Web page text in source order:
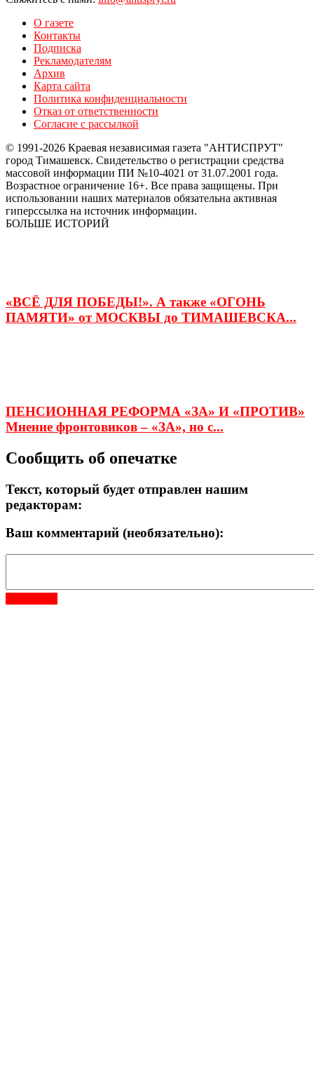
О газете
Контакты
Подписка
Рекламодателям
Архив
Карта сайта
Политика конфиденциальности
Отказ от ответственности
Согласие с рассылкой
© 1991-2026 Краевая независимая газета "АНТИСПРУТ"
город Тимашевск. Свидетельство о регистрации средства
массовой информации ПИ №10-4021 от 31.07.2001 года.
Возрастное ограничение 16+. Все права защищены. При
использовании наших материалов обязательна активная
гиперссылка на источник информации.
БОЛЬШЕ ИСТОРИЙ
«ВСЁ ДЛЯ ПОБЕДЫ!». А также «ОГОНЬ
ПАМЯТИ» от МОСКВЫ до ТИМАШЕВСКА...
ПЕНСИОННАЯ РЕФОРМА «ЗА» И «ПРОТИВ»
Мнение фронтовиков – «ЗА», но с...
Сообщить об опечатке
Текст, который будет отправлен нашим
редакторам:
Ваш комментарий (необязательно):